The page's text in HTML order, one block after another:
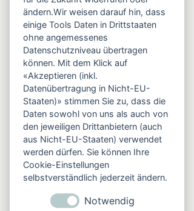
Informationen. Sie zahlen per
Überweisung im Voraus. Erst mit
Zahlungseingang ist der Termin
verbindlich. Sie erhalten zudem eine
Rechnung per E-Mail.
48-Stunden-Regel
Die Bezahlung der Sitzungen erfolgt
im Voraus und muss mind. 48 Stunden
vor dem Termin eingehen. Wenn ein
Termin mehr als 48 Stunden im Voraus
abgesagt wird, wird die volle Summe
zurückerstattet, andernfalls ist eine
ändern.Wir weisen darauf hin, dass
einige Tools Daten in Drittstaaten
ohne angemessenes
Datenschutzniveau übertragen
können. Mit dem Klick auf
«Akzeptieren (inkl.
Datenübertragung in Nicht-EU-
Staaten)» stimmen Sie zu, dass die
Daten sowohl von uns als auch von
den jeweiligen Drittanbietern (auch
aus Nicht-EU-Staaten) verwendet
werden dürfen. Sie können Ihre
Cookie-Einstellungen
selbstverständlich jederzeit ändern.
Notwendig